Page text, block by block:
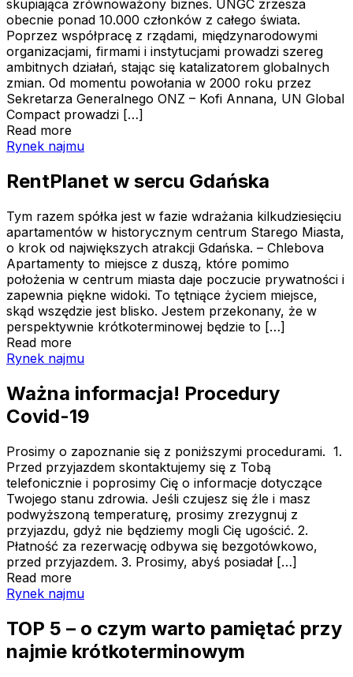
skupiająca zrównoważony biznes. UNGC zrzesza
obecnie ponad 10.000 członków z całego świata.
Poprzez współpracę z rządami, międzynarodowymi
organizacjami, firmami i instytucjami prowadzi szereg
ambitnych działań, stając się katalizatorem globalnych
zmian. Od momentu powołania w 2000 roku przez
Sekretarza Generalnego ONZ – Kofi Annana, UN Global
Compact prowadzi […]
Read more
RentPlanet w sercu Gdańska
Rynek najmu
RentPlanet w sercu Gdańska
Tym razem spółka jest w fazie wdrażania kilkudziesięciu
apartamentów w historycznym centrum Starego Miasta,
o krok od największych atrakcji Gdańska. – Chlebova
Apartamenty to miejsce z duszą, które pomimo
położenia w centrum miasta daje poczucie prywatności i
zapewnia piękne widoki. To tętniące życiem miejsce,
skąd wszędzie jest blisko. Jestem przekonany, że w
perspektywnie krótkoterminowej będzie to […]
Read more
Ważna informacja! Procedury Covid-19
Rynek najmu
Ważna informacja! Procedury
Covid-19
Prosimy o zapoznanie się z poniższymi procedurami. 1.
Przed przyjazdem skontaktujemy się z Tobą
telefonicznie i poprosimy Cię o informacje dotyczące
Twojego stanu zdrowia. Jeśli czujesz się źle i masz
podwyższoną temperaturę, prosimy zrezygnuj z
przyjazdu, gdyż nie będziemy mogli Cię ugościć. 2.
Płatność za rezerwację odbywa się bezgotówkowo,
przed przyjazdem. 3. Prosimy, abyś posiadał […]
Read more
TOP 5 – o czym warto pamiętać przy najmie
Rynek najmu
TOP 5 – o czym warto pamiętać przy
najmie krótkoterminowym